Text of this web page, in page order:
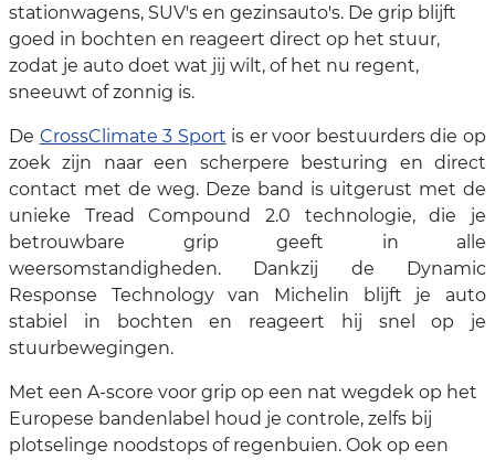
stationwagens, SUV's en gezinsauto's. De grip blijft
goed in bochten en reageert direct op het stuur,
zodat je auto doet wat jij wilt, of het nu regent,
sneeuwt of zonnig is.
De CrossClimate 3 Sport is er voor bestuurders die op
zoek zijn naar een scherpere besturing en direct
contact met de weg. Deze band is uitgerust met de
unieke Tread Compound 2.0 technologie, die je
betrouwbare grip geeft in alle
weersomstandigheden. Dankzij de Dynamic
Response Technology van Michelin blijft je auto
stabiel in bochten en reageert hij snel op je
stuurbewegingen.
Met een A-score voor grip op een nat wegdek op het
Europese bandenlabel houd je controle, zelfs bij
plotselinge noodstops of regenbuien. Ook op een